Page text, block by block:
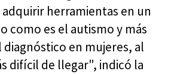
herramientas en un
como es el autismo y más
diagnóstico en mujeres, al
difícil de llegar", indicó la